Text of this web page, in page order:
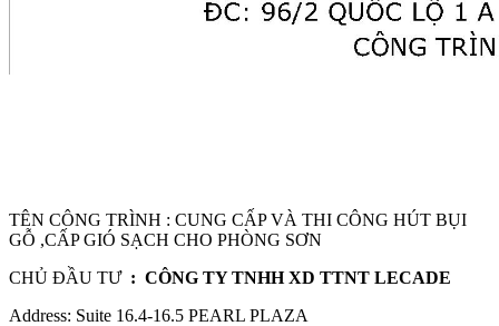
TÊN CÔNG TRÌNH : CUNG CẤP VÀ THI CÔNG HÚT BỤI
GỖ ,CẤP GIÓ SẠCH CHO PHÒNG SƠN
CHỦ ĐẦU TƯ : CÔNG TY TNHH XD TTNT LECADE
Address: Suite 16.4-16.5 PEARL PLAZA